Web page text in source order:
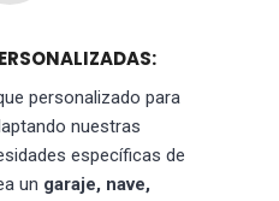
personalizado para
nuestras
específicas de
un garaje, nave,